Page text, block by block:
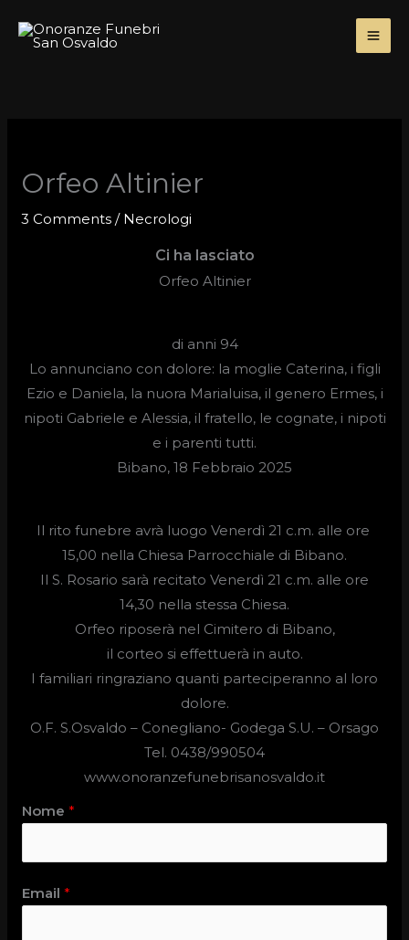
Orfeo Altinier
3 Comments / Necrologi
Ci ha lasciato
Orfeo Altinier
di anni 94
Lo annunciano con dolore: la moglie Caterina, i figli
Ezio e Daniela, la nuora Marialuisa, il genero Ermes, i
nipoti Gabriele e Alessia, il fratello, le cognate, i nipoti
e i parenti tutti.
Bibano, 18 Febbraio 2025
Il rito funebre avrà luogo Venerdì 21 c.m. alle ore
15,00 nella Chiesa Parrocchiale di Bibano.
Il S. Rosario sarà recitato Venerdì 21 c.m. alle ore
14,30 nella stessa Chiesa.
Orfeo riposerà nel Cimitero di Bibano,
il corteo si effettuerà in auto.
I familiari ringraziano quanti parteciperanno al loro
dolore.
O.F. S.Osvaldo – Conegliano- Godega S.U. – Orsago
Tel. 0438/990504
www.onoranzefunebrisanosvaldo.it
Nome*
Email*